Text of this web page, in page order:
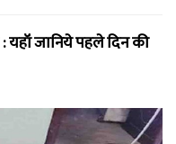
यहॉं जानिये पहले दिन की